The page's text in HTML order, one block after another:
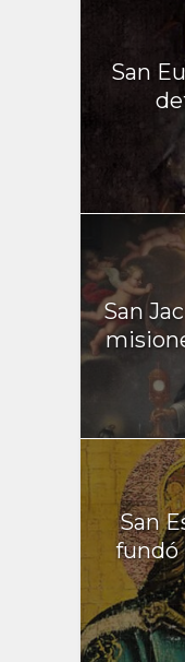
San
San
San
fundó